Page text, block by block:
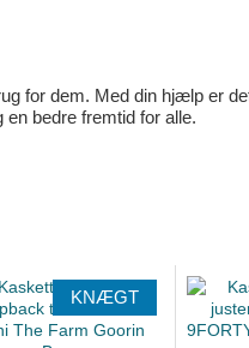
for dem. Med din hjælp er
bedre fremtid for alle.
KNÆGT